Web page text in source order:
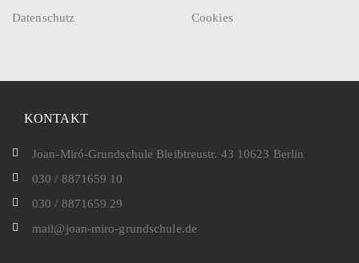
Datenschutz
Cookies
KONTAKT
Joan-Miró-Grundschule Bleibtreustr. 43 10623 Berlin
030 / 8871659 10
030 / 8871659 29
mail@joan-miro-grundschule.de